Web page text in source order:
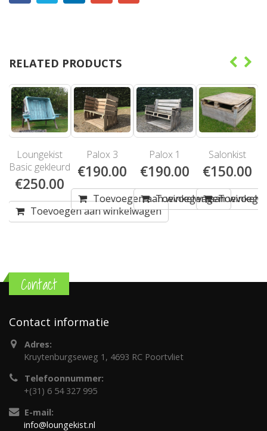
RELATED PRODUCTS
aan winkelwagen
Palox 3
€190.00
Toevoegen aan winkelwagen
Palox 1
€190.00
Toevoegen aan winkelwagen
Salonkist
€150.00
Toevoegen aan
Loungekist
Luxe
€450.00
Contact
Contact informatie
Adres:
Kruytenburgseweg 1, 4693 RC Poortvliet
Telefoonnummer:
+(31) 6 54 327 995
E-mail:
info@loungekist.nl